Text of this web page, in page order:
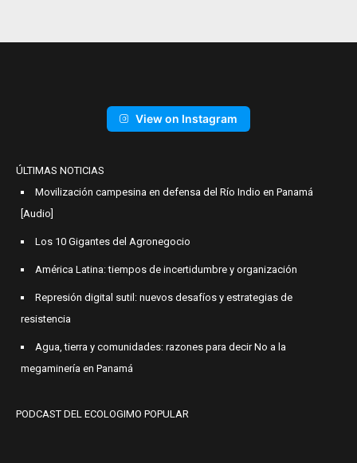
View on Instagram
ÚLTIMAS NOTICIAS
Movilización campesina en defensa del Río Indio en Panamá
[Audio]
Los 10 Gigantes del Agronegocio
América Latina: tiempos de incertidumbre y organización
Represión digital sutil: nuevos desafíos y estrategias de
resistencia
Agua, tierra y comunidades: razones para decir No a la
megaminería en Panamá
PODCAST DEL ECOLOGIMO POPULAR